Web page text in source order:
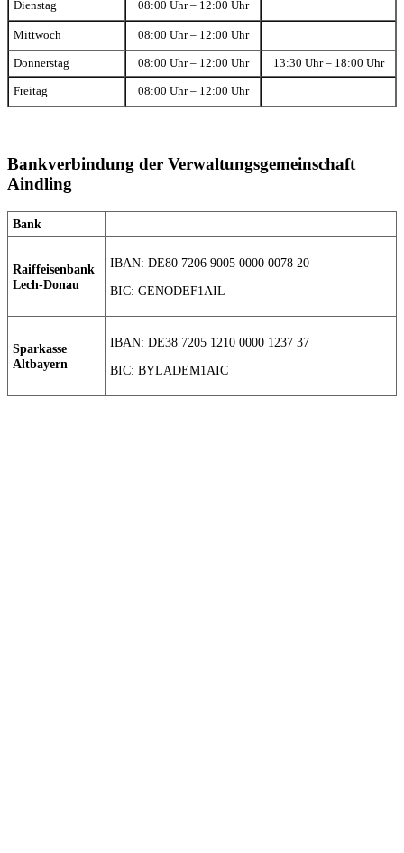
Dienstag 08:00 Uhr – 12:00 Uhr
Mittwoch 08:00 Uhr – 12:00 Uhr
Donnerstag 08:00 Uhr – 12:00 Uhr 13:30 Uhr – 18:00 Uhr
Freitag 08:00 Uhr – 12:00 Uhr
Bankverbindung der Verwaltungsgemeinschaft
Aindling
Bank
Raiffeisenbank
Lech-Donau
IBAN: DE80 7206 9005 0000 0078 20
BIC: GENODEF1AIL
Sparkasse
Altbayern
IBAN: DE38 7205 1210 0000 1237 37
BIC: BYLADEM1AIC